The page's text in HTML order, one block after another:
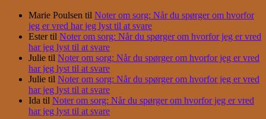
Marie Poulsen til Noter om sorg: Når du spørger om hvorfor
jeg er vred har jeg lyst til at svare
Estertil Noter om sorg: Når du spørger om hvorfor jeg er vred
har jeg lyst til at svare
Julie til Noter om sorg: Når du spørger om hvorfor jeg er vred
har jeg lyst til at svare
Julie til Noter om sorg: Når du spørger om hvorfor jeg er vred
har jeg lyst til at svare
Ida til Noter om sorg: Når du spørger om hvorfor jeg er vred
har jeg lyst til at svare